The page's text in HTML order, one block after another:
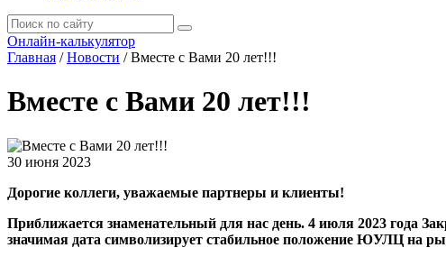
Онлайн-калькулятор
Главная / Новости / Вместе с Вами 20 лет!!!
Вместе с Вами 20 лет!!!
30 июня 2023
Дорогие коллеги, уважаемые партнеры и клиенты!
Приближается знаменательный для нас день. 4 июля 2023 года
значимая дата символизирует стабильное положение ЮУЛЦ на